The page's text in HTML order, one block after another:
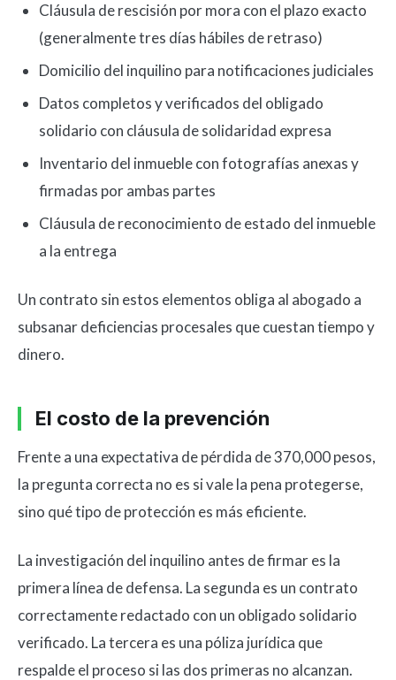
Cláusula de rescisión por mora con el plazo exacto
(generalmente tres días hábiles de retraso)
Domicilio del inquilino para notificaciones judiciales
Datos completos y verificados del obligado
solidario con cláusula de solidaridad expresa
Inventario del inmueble con fotografías anexas y
firmadas por ambas partes
Cláusula de reconocimiento de estado del inmueble
a la entrega
Un contrato sin estos elementos obliga al abogado a
subsanar deficiencias procesales que cuestan tiempo y
dinero.
El costo de la prevención
Frente a una expectativa de pérdida de 370,000 pesos,
la pregunta correcta no es si vale la pena protegerse,
sino qué tipo de protección es más eficiente.
La investigación del inquilino antes de firmar es la
primera línea de defensa. La segunda es un contrato
correctamente redactado con un obligado solidario
verificado. La tercera es una póliza jurídica que
respalde el proceso si las dos primeras no alcanzan.